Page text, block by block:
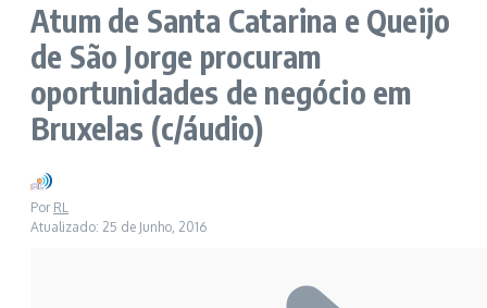
Atum de Santa Catarina e Queijo
de São Jorge procuram
oportunidades de negócio em
Bruxelas (c/áudio)
Por RL
Atualizado: 25 de Junho, 2016